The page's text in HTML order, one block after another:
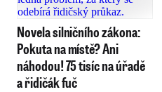
Novela silničního zákona:
Pokuta na místě? Ani
náhodou! 75 tisíc na úřadě
a řidičák fuč